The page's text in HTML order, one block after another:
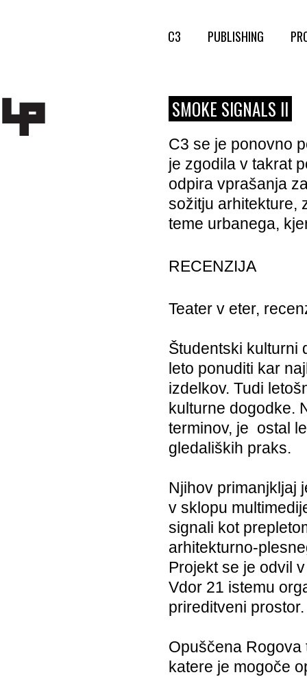
C3 PUBLISHING
SMOKE SIGNALS II
C3 se je ponovno
je zgodila v takrat
odpira vprašanja
sožitju arhitekture,
teme urbanega,
RECENZIJA
Teater v eter,
Študentski kulturni
leto ponuditi kar
izdelkov. Tudi
kulturne dogodke.
terminov, je ­ ostal
gledaliških praks.
Njihov primanjkljaj
v sklopu
signali kot
arhitekturno-
Projekt se je odvil
Vdor 21 istemu
prireditveni prostor.
Opuščena Rogova
katere je mogoče